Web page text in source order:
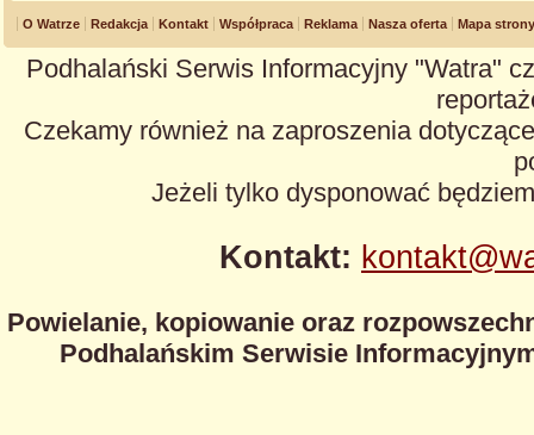
O Watrze Redakcja Kontakt Współpraca Reklama Nasza oferta Mapa strony
Podhalański Serwis Informacyjny "Watra"
Czekamy również na zaproszenia
Jeżeli tylko dysponować
Kontakt:
Powielanie, kopiowanie oraz
Podhalańskim Serwisie